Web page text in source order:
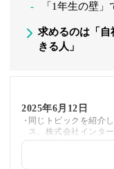
「1年生の壁
求めるのは「自
きる人」
2025年6月12日
同じトピックを紹介
ス、株式会社インタ
株式会社CaSy、サッ
プ」への内部リンク